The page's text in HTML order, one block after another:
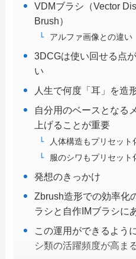
VDMブラシ（Vector
Brush）
アルファ画像との違い
3DCGは使い回せる点
い
人生で何度「耳」を造
自分用のベースとなる
上げることが重要
人体構造もプリセット
服のシワもプリセット
発想のきっかけ
Zbrush造形での効率化
ラシと自作IMブラシに
この運用ができるよう
シ類の活躍頻度が高ま